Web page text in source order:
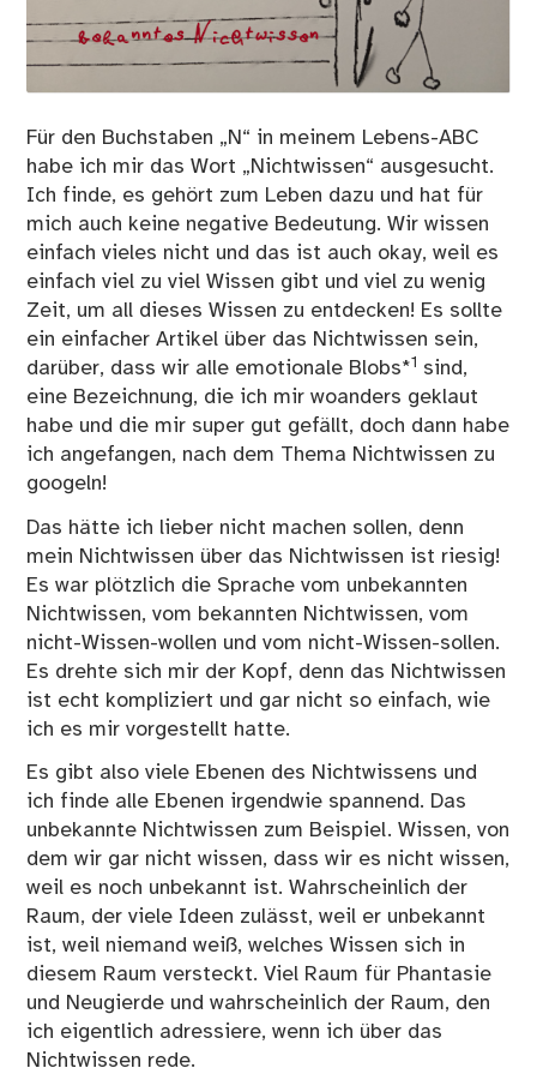
Für den Buchstaben „N“ in meinem Lebens-ABC
habe ich mir das Wort „Nichtwissen“ ausgesucht.
Ich finde, es gehört zum Leben dazu und hat für
mich auch keine negative Bedeutung. Wir wissen
einfach vieles nicht und das ist auch okay, weil es
einfach viel zu viel Wissen gibt und viel zu wenig
Zeit, um all dieses Wissen zu entdecken! Es sollte
ein einfacher Artikel über das Nichtwissen sein,
darüber, dass wir alle emotionale Blobs*1 sind,
eine Bezeichnung, die ich mir woanders geklaut
habe und die mir super gut gefällt, doch dann habe
ich angefangen, nach dem Thema Nichtwissen zu
googeln!
Das hätte ich lieber nicht machen sollen, denn
mein Nichtwissen über das Nichtwissen ist riesig!
Es war plötzlich die Sprache vom unbekannten
Nichtwissen, vom bekannten Nichtwissen, vom
nicht-Wissen-wollen und vom nicht-Wissen-sollen.
Es drehte sich mir der Kopf, denn das Nichtwissen
ist echt kompliziert und gar nicht so einfach, wie
ich es mir vorgestellt hatte.
Es gibt also viele Ebenen des Nichtwissens und
ich finde alle Ebenen irgendwie spannend. Das
unbekannte Nichtwissen zum Beispiel. Wissen, von
dem wir gar nicht wissen, dass wir es nicht wissen,
weil es noch unbekannt ist. Wahrscheinlich der
Raum, der viele Ideen zulässt, weil er unbekannt
ist, weil niemand weiß, welches Wissen sich in
diesem Raum versteckt. Viel Raum für Phantasie
und Neugierde und wahrscheinlich der Raum, den
ich eigentlich adressiere, wenn ich über das
Nichtwissen rede.